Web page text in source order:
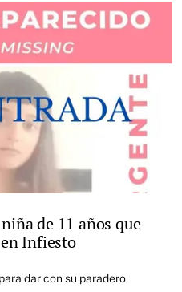
de 11 años que
Infiesto
dar con su paradero